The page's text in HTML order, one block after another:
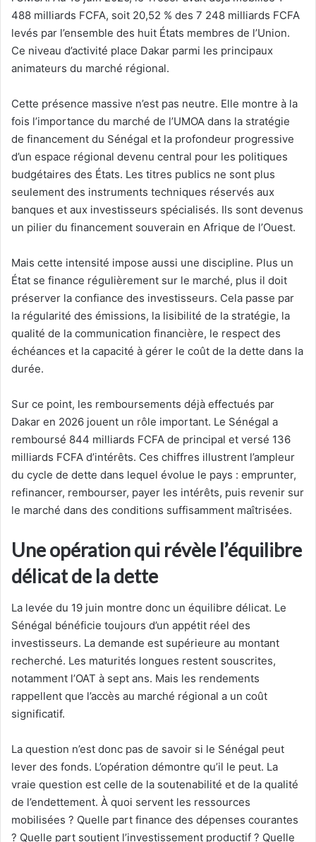
488 milliards FCFA, soit 20,52 % des 7 248 milliards FCFA
levés par l’ensemble des huit États membres de l’Union.
Ce niveau d’activité place Dakar parmi les principaux
animateurs du marché régional.
Cette présence massive n’est pas neutre. Elle montre à la
fois l’importance du marché de l’UMOA dans la stratégie
de financement du Sénégal et la profondeur progressive
d’un espace régional devenu central pour les politiques
budgétaires des États. Les titres publics ne sont plus
seulement des instruments techniques réservés aux
banques et aux investisseurs spécialisés. Ils sont devenus
un pilier du financement souverain en Afrique de l’Ouest.
Mais cette intensité impose aussi une discipline. Plus un
État se finance régulièrement sur le marché, plus il doit
préserver la confiance des investisseurs. Cela passe par
la régularité des émissions, la lisibilité de la stratégie, la
qualité de la communication financière, le respect des
échéances et la capacité à gérer le coût de la dette dans la
durée.
Sur ce point, les remboursements déjà effectués par
Dakar en 2026 jouent un rôle important. Le Sénégal a
remboursé 844 milliards FCFA de principal et versé 136
milliards FCFA d’intérêts. Ces chiffres illustrent l’ampleur
du cycle de dette dans lequel évolue le pays : emprunter,
refinancer, rembourser, payer les intérêts, puis revenir sur
le marché dans des conditions suffisamment maîtrisées.
Une opération qui révèle l’équilibre
délicat de la dette
La levée du 19 juin montre donc un équilibre délicat. Le
Sénégal bénéficie toujours d’un appétit réel des
investisseurs. La demande est supérieure au montant
recherché. Les maturités longues restent souscrites,
notamment l’OAT à sept ans. Mais les rendements
rappellent que l’accès au marché régional a un coût
significatif.
La question n’est donc pas de savoir si le Sénégal peut
lever des fonds. L’opération démontre qu’il le peut. La
vraie question est celle de la soutenabilité et de la qualité
de l’endettement. À quoi servent les ressources
mobilisées ? Quelle part finance des dépenses courantes
? Quelle part soutient l’investissement productif ? Quelle